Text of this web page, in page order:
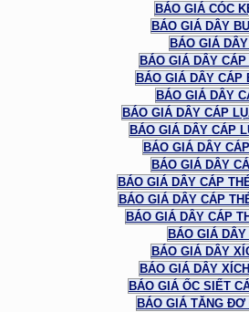
BÁO GIÁ CÓC
BÁO GIÁ DÂY
BÁO GIÁ
BÁO GIÁ DÂY
BÁO GIÁ DÂY CÁP
BÁO GIÁ DÂY
BÁO GIÁ DÂY CÁP
BÁO GIÁ DÂY CÁP
BÁO GIÁ DÂY
BÁO GIÁ DÂY
BÁO GIÁ DÂY CÁP
BÁO GIÁ DÂY CÁP
BÁO GIÁ DÂY CÁP
BÁO GIÁ DÂY
BÁO GIÁ DÂY
BÁO GIÁ DÂY
BÁO GIÁ ỐC SIẾT
BÁO GIÁ TĂNG ĐƠ